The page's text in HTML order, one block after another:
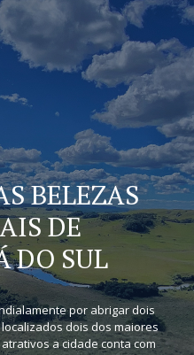
BELEZAS
DE
DO SUL
por abrigar dois
dois dos maiores
a cidade conta com